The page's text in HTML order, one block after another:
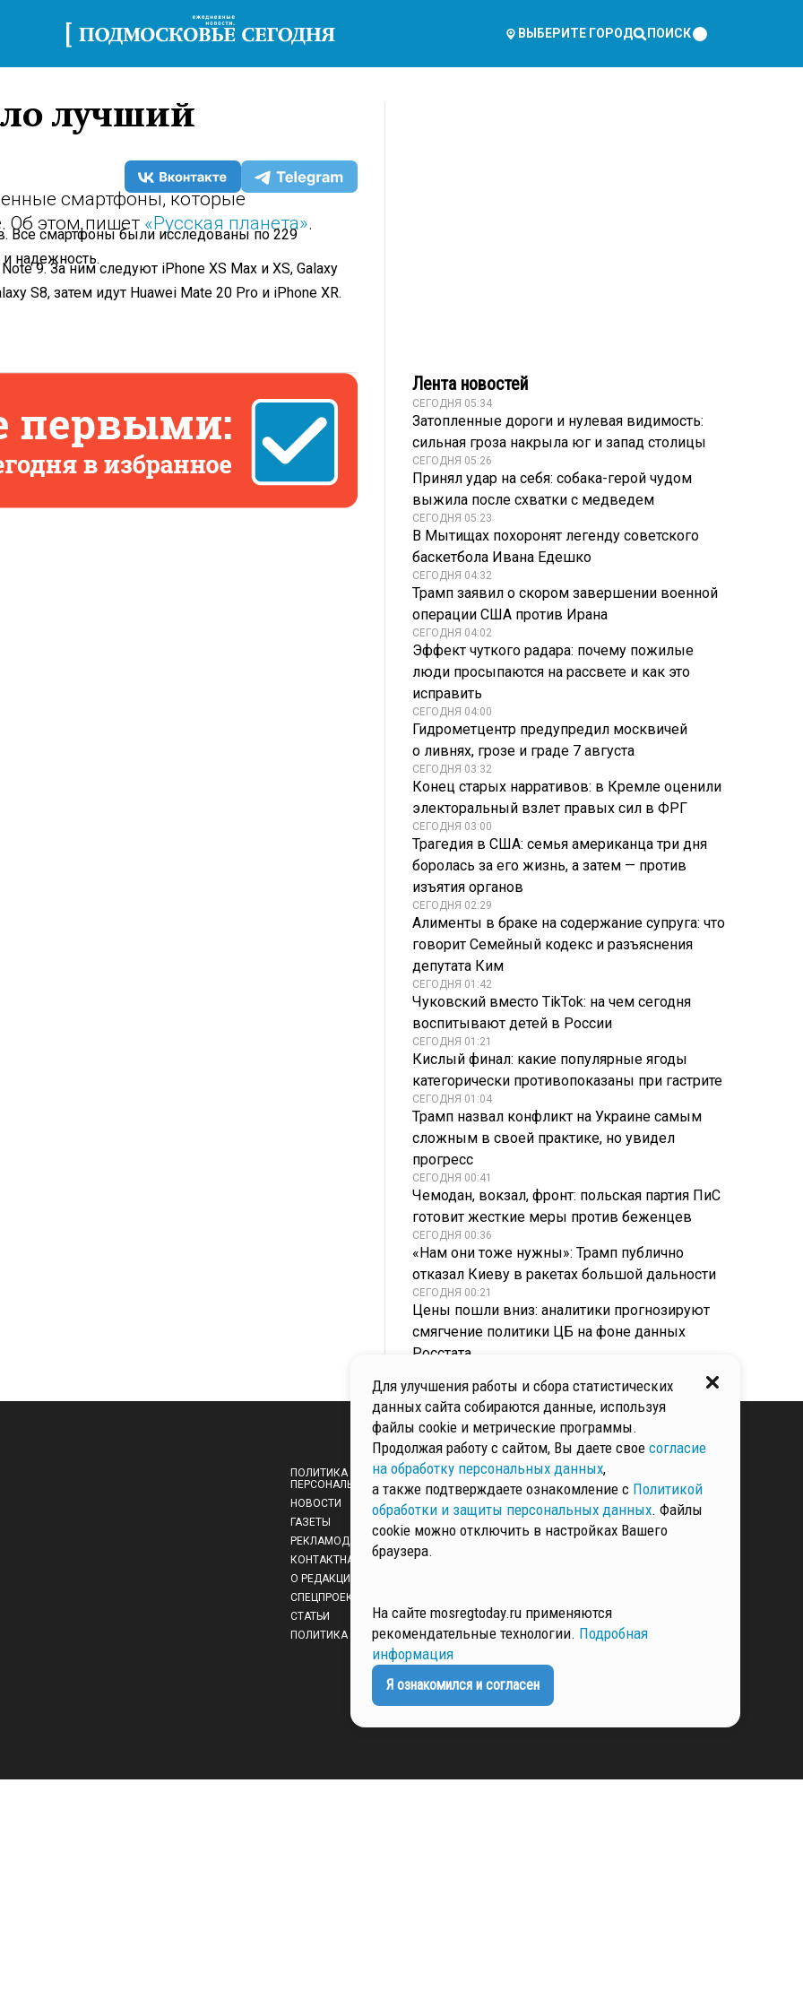
ВЫБЕРИТЕ ГОРОД ПОИСК
лучший
смартфоны, которые
Об этом пишет «Русская планета».
Все смартфоны были исследованы по 229
надежность.
9. За ним следуют iPhone XS Max и XS, Galaxy
S8, затем идут Huawei Mate 20 Pro и iPhone XR.
Лента новостей
СЕГОДНЯ 05:34
Затопленные дороги и нулевая видимость:
сильная гроза накрыла юг и запад столицы
СЕГОДНЯ 05:26
Принял удар на себя: собака-герой чудом
выжила после схватки с медведем
СЕГОДНЯ 05:23
В Мытищах похоронят легенду советского
баскетбола Ивана Едешко
СЕГОДНЯ 04:32
Трамп заявил о скором завершении военной
операции США против Ирана
СЕГОДНЯ 04:02
Эффект чуткого радара: почему пожилые
люди просыпаются на рассвете и как это
исправить
СЕГОДНЯ 04:00
Гидрометцентр предупредил москвичей
о ливнях, грозе и граде 7 августа
СЕГОДНЯ 03:32
Конец старых нарративов: в Кремле оценили
электоральный взлет правых сил в ФРГ
СЕГОДНЯ 03:00
Трагедия в США: семья американца три дня
боролась за его жизнь, а затем — против
изъятия органов
СЕГОДНЯ 02:29
Алименты в браке на содержание супруга: что
говорит Семейный кодекс и разъяснения
депутата Ким
СЕГОДНЯ 01:42
Чуковский вместо TikTok: на чем сегодня
воспитывают детей в России
СЕГОДНЯ 01:21
Кислый финал: какие популярные ягоды
категорически противопоказаны при гастрите
СЕГОДНЯ 01:04
Трамп назвал конфликт на Украине самым
сложным в своей практике, но увидел
прогресс
СЕГОДНЯ 00:41
Чемодан, вокзал, фронт: польская партия ПиС
готовит жесткие меры против беженцев
СЕГОДНЯ 00:36
«Нам они тоже нужны»: Трамп публично
отказал Киеву в ракетах большой дальности
СЕГОДНЯ 00:21
Цены пошли вниз: аналитики прогнозируют
смягчение политики ЦБ на фоне данных
Росстата
ПОЛИТИКА ОБРАБОТКИ И ЗАЩИТЫ
ПЕРСОНАЛЬНЫХ ДАННЫХ
НОВОСТИ
ГАЗЕТЫ
РЕКЛАМОДАТЕЛЯМ
КОНТАКТНАЯ ИНФОРМАЦИЯ
О РЕДАКЦИИ
СПЕЦПРОЕКТЫ
СТАТЬИ
ПОЛИТИКА КОНФИДЕНЦИАЛЬНОСТИ
Для улучшения работы и сбора статистических
данных сайта собираются данные, используя
файлы cookie и метрические программы.
Продолжая работу с сайтом, Вы даете свое согласие
на обработку персональных данных,
а также подтверждаете ознакомление с Политикой
обработки и защиты персональных данных. Файлы
cookie можно отключить в настройках Вашего
браузера.
На сайте mosregtoday.ru применяются
рекомендательные технологии. Подробная
информация
Я ознакомился и согласен